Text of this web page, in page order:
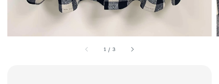
1 / 3